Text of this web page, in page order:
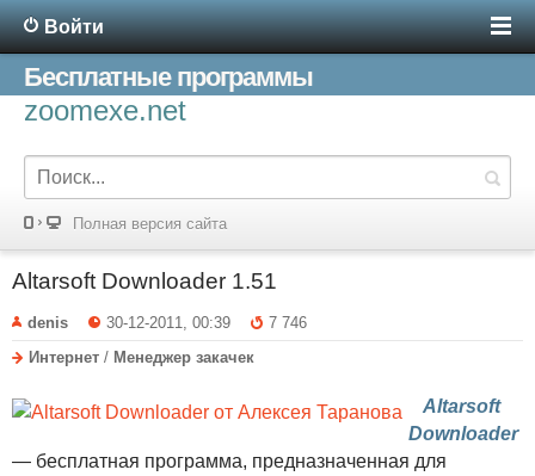
Войти
Бесплатные программы
zoomexe.net
Полная версия сайта
Altarsoft Downloader 1.51
denis 30-12-2011, 00:39
7 746
Интернет / Менеджер закачек
Altarsoft
Downloader
— бесплатная программа, предназначенная для